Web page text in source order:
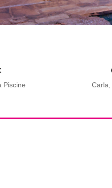
Piscine Carla,